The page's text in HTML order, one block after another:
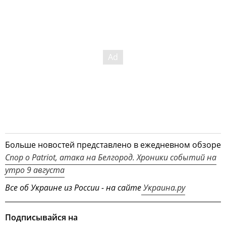
Больше новостей представлено в ежедневном обзоре
Спор о Patriot, атака на Белгород. Хроники событий на
утро 9 августа
Все об Украине из России - на сайтеУкраина.ру
Подписывайся на